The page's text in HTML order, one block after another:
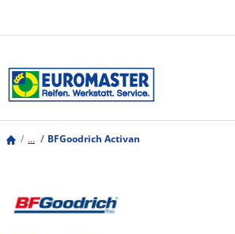
... BFGoodrich Activan